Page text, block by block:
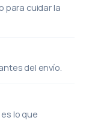
para cuidar la
del envío.
lo que